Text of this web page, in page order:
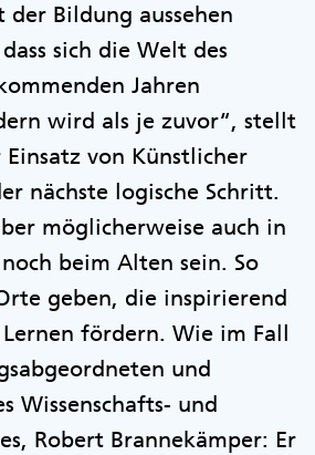
Bildung aussehen
sich die Welt des
Jahren
wird als je zuvor“, stellt
Einsatz von Künstlicher
nächste logische Schritt.
möglicherweise auch in
beim Alten sein. So
geben, die inspirierend
fördern. Wie im Fall
und
Wissenschafts- und
Robert Brannekämper: Er